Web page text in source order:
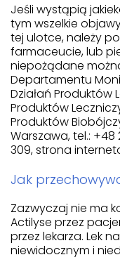
Jeśli wystąpią
tym wszelkie
tej ulotce, należy
farmaceucie, lub
niepożądane
Departamentu
Działań Produktów
Produktów
Produktów
Warszawa, tel.: +48
309, strona
Jak
Zazwyczaj nie ma
Actilyse przez
przez lekarza. Lek
niewidocznym i